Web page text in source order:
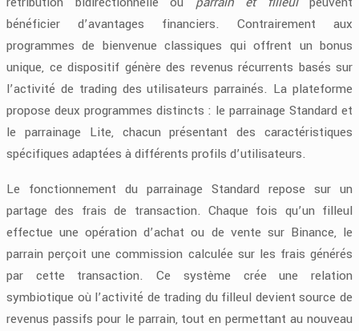
bénéficier d’avantages financiers. Contrairement aux
programmes de bienvenue classiques qui offrent un bonus
unique, ce dispositif génère des revenus récurrents basés sur
l’activité de trading des utilisateurs parrainés. La plateforme
propose deux programmes distincts : le parrainage Standard et
le parrainage Lite, chacun présentant des caractéristiques
spécifiques adaptées à différents profils d’utilisateurs.
Le fonctionnement du parrainage Standard repose sur un
partage des frais de transaction. Chaque fois qu’un filleul
effectue une opération d’achat ou de vente sur Binance, le
parrain perçoit une commission calculée sur les frais générés
par cette transaction. Ce système crée une relation
symbiotique où l’activité de trading du filleul devient source de
revenus passifs pour le parrain, tout en permettant au nouveau